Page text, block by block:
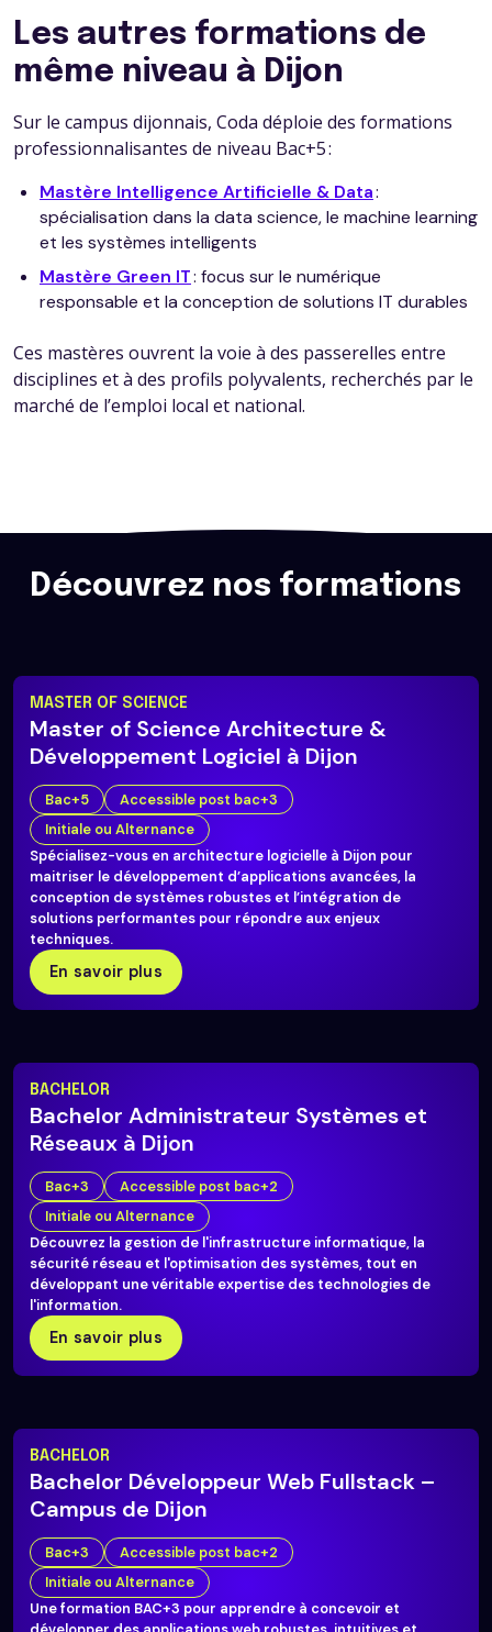
Les autres formations de
même niveau à Dijon
Sur le campus dijonnais, Coda déploie des formations
professionnalisantes de niveau Bac+5 :
Mastère Intelligence Artificielle & Data:
spécialisation dans la data science, le machine learning
et les systèmes intelligents
Mastère Green IT: focus sur le numérique
responsable et la conception de solutions IT durables
Ces mastères ouvrent la voie à des passerelles entre
disciplines et à des profils polyvalents, recherchés par le
marché de l’emploi local et national.
Découvrez nos formations
MASTER OF SCIENCE
Master of Science Architecture &
Développement Logiciel à Dijon
Bac+5
Accessible post bac+3
Initiale ou Alternance
Spécialisez-vous en architecture logicielle à Dijon pour
maitriser le développement d’applications avancées, la
conception de systèmes robustes et l’intégration de
solutions performantes pour répondre aux enjeux
techniques.
En savoir plus
BACHELOR
Bachelor Administrateur Systèmes et
Réseaux à Dijon
Bac+3
Accessible post bac+2
Initiale ou Alternance
Découvrez la gestion de l'infrastructure informatique, la
sécurité réseau et l'optimisation des systèmes, tout en
développant une véritable expertise des technologies de
l'information.
En savoir plus
BACHELOR
Bachelor Développeur Web Fullstack –
Campus de Dijon
Bac+3
Accessible post bac+2
Initiale ou Alternance
Une formation BAC+3 pour apprendre à concevoir et